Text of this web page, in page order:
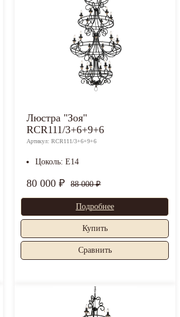
Люстра "Зоя"
RCR111/3+6+9+6
Артикул: RCR111/3+6+9+6
Цоколь: E14
80 000 ₽ 88 000 ₽
Подробнее
Купить
Cравнить